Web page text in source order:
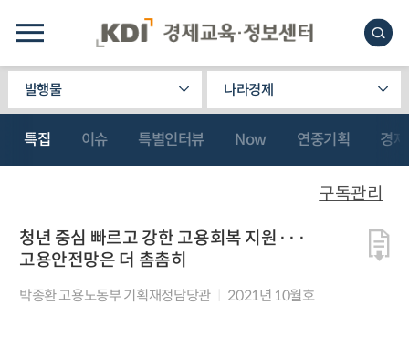
발행물 나라경제
특집 이슈 특별인터뷰 Now 연중기획 경
청년 중심 빠르고 강한 고용회복 지원···
고용안전망은 더 촘촘히
박종환 고용노동부 기획재정담당관 2021년 10월호
구독관리